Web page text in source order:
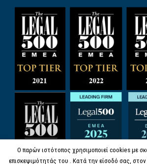
Ο παρών ιστότοπος χρησιμοποιεί cookies με
επισκεψιμότητάς του . Κατά την είσοδό σας,